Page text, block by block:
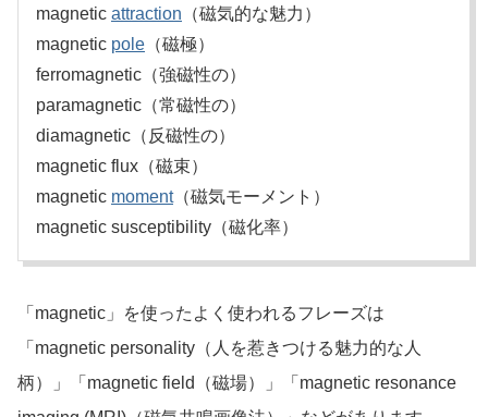
magnetic attraction （磁気的な魅力）
magnetic pole （磁極）
ferromagnetic（強磁性の）
paramagnetic（常磁性の）
diamagnetic（反磁性の）
magnetic flux（磁束）
magnetic moment（磁気モーメント）
magnetic susceptibility（磁化率）
「magnetic」を使ったよく使われるフレーズは
「magnetic personality（人を惹きつける魅力的な人
柄）」「magnetic field（磁場）」「magnetic resonance